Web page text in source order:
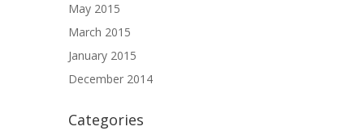
May 2015
March 2015
January 2015
December 2014
Categories